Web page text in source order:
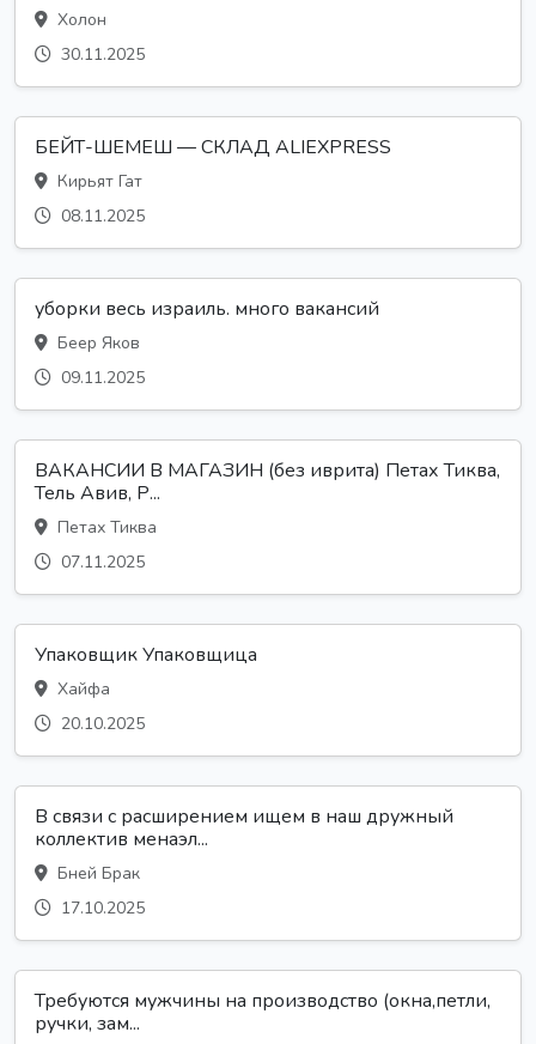
Холон
30.11.2025
БЕЙТ-ШЕМЕШ — СКЛАД ALIEXPRESS
Кирьят Гат
08.11.2025
уборки весь израиль. много вакансий
Беер Яков
09.11.2025
ВАКАНСИИ В МАГАЗИН (без иврита) Петах Тиква,
Тель Авив, Р...
Петах Тиква
07.11.2025
Упаковщик Упаковщица
Хайфа
20.10.2025
В связи с расширением ищем в наш дружный
коллектив менаэл...
Бней Брак
17.10.2025
Требуются мужчины на производство (окна,петли,
ручки, зам...